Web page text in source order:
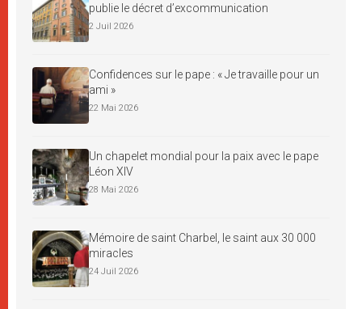
publie le décret d’excommunication
2 Juil 2026
Confidences sur le pape : « Je travaille pour un
ami »
22 Mai 2026
Un chapelet mondial pour la paix avec le pape
Léon XIV
28 Mai 2026
Mémoire de saint Charbel, le saint aux 30 000
miracles
24 Juil 2026